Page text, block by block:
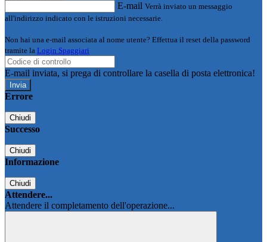
E-mail Verrà inviato un messaggio
all'indirizzo indicato con le istruzioni necessarie.
Non hai una e-mail associata al nome utente? Effettua il reset della password
tramite la Login Spaggiari
E-mail inviata, si prega di controllare la casella di posta elettronica!
Errore
Chiudi
Successo
Chiudi
Informazione
Chiudi
Attendere...
Attendere il completamento dell'operazione...